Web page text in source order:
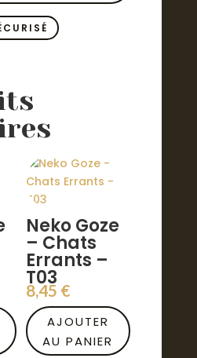
Neko Goze
– Chats
Errants –
T03
8,45 €
AJOUTER
AU PANIER